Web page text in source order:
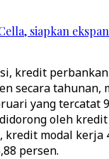
siapkan
kredit
secara tahunan,
yang tercatat
oleh
kredit modal kerja
persen.